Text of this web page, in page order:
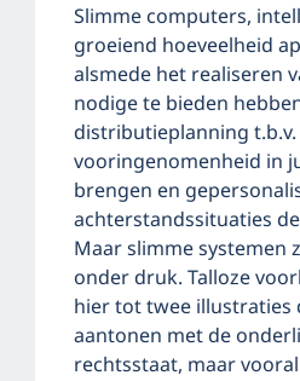
Slimme computers,
groeiend hoeveelheid
alsmede het realiseren
nodige te bieden
distributieplanning
vooringenomenheid in
brengen en
achterstandssituaties
Maar slimme systemen
onder druk. Talloze
hier tot twee illustraties
aantonen met de
rechtsstaat, maar